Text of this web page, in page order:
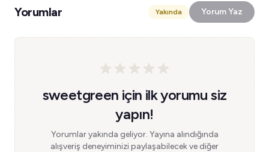
Yorumlar Yakında Yorum Yaz
sweetgreen için ilk yorumu siz
yapın!
Yorumlar yakında geliyor. Yayına alındığında
alışveriş deneyiminizi paylaşabilecek ve diğer